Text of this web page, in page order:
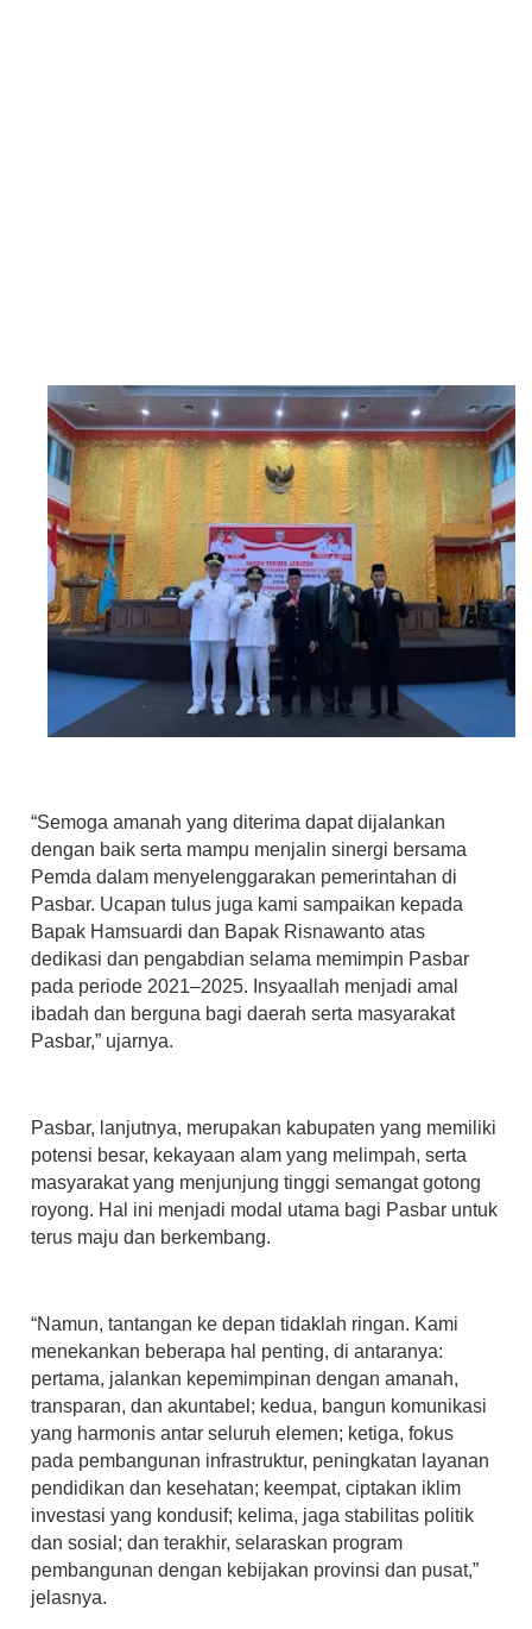
“Semoga amanah yang diterima dapat dijalankan
dengan baik serta mampu menjalin sinergi bersama
Pemda dalam menyelenggarakan pemerintahan di
Pasbar. Ucapan tulus juga kami sampaikan kepada
Bapak Hamsuardi dan Bapak Risnawanto atas
dedikasi dan pengabdian selama memimpin Pasbar
pada periode 2021–2025. Insyaallah menjadi amal
ibadah dan berguna bagi daerah serta masyarakat
Pasbar,” ujarnya.
Pasbar, lanjutnya, merupakan kabupaten yang memiliki
potensi besar, kekayaan alam yang melimpah, serta
masyarakat yang menjunjung tinggi semangat gotong
royong. Hal ini menjadi modal utama bagi Pasbar untuk
terus maju dan berkembang.
“Namun, tantangan ke depan tidaklah ringan. Kami
menekankan beberapa hal penting, di antaranya:
pertama, jalankan kepemimpinan dengan amanah,
transparan, dan akuntabel; kedua, bangun komunikasi
yang harmonis antar seluruh elemen; ketiga, fokus
pada pembangunan infrastruktur, peningkatan layanan
pendidikan dan kesehatan; keempat, ciptakan iklim
investasi yang kondusif; kelima, jaga stabilitas politik
dan sosial; dan terakhir, selaraskan program
pembangunan dengan kebijakan provinsi dan pusat,”
jelasnya.